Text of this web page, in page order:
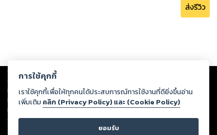
ส่งรีวิว
Copyright © 2026
ต่อผลงานหรือเนื้อหาใดที่อัปโหลดผ่านเว็บไซต์และปรากฏว่าละเมิดสิทธิใน
ทรัพย์สินทางปัญญาของบุคคลอื่นหรือขัดต่อกฎหมายและศีลธรรม ดังนั้น ผู้อ่าน
ทุกท่านโปรดใช้วิจารณญาณในการกลั่นกรองด้วยตนเอง และหากท่านพบว่าส่วน
หนึ่งส่วนใดขัดต่อกฎหมายและศีลธรรม กรุณาแจ้งมายังบริษัท เพื่อทีมงานจะได้
ดำเนินการในทันที ทั้งนี้ ทางสตอรี่ล็อกขอสงวนลิขสิทธิ์ตามพระราชบัญญัติ
ลิขสิทธิ์ พ.ศ. 2537 (ฉบับล่าสุด)
การใช้คุกกี้
เราใช้คุกกี้เพื่อให้ทุกคนได้ประสบการณ์การใช้งานที่ดียิ่งขึ้นอ่าน
เพิ่มเติม คลิก (Privacy Policy) และ (Cookie Policy)
ยอมรับ